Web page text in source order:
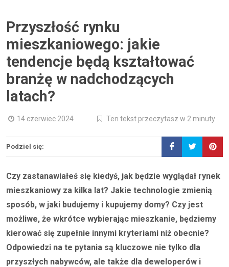
Przyszłość rynku
mieszkaniowego: jakie
tendencje będą kształtować
branżę w nadchodzących
latach?
14 czerwiec 2024 Ten tekst przeczytasz w 2 minuty
Podziel się:
Czy zastanawiałeś się kiedyś, jak będzie wyglądał rynek
mieszkaniowy za kilka lat? Jakie technologie zmienią
sposób, w jaki budujemy i kupujemy domy? Czy jest
możliwe, że wkrótce wybierając mieszkanie, będziemy
kierować się zupełnie innymi kryteriami niż obecnie?
Odpowiedzi na te pytania są kluczowe nie tylko dla
przyszłych nabywców, ale także dla deweloperów i